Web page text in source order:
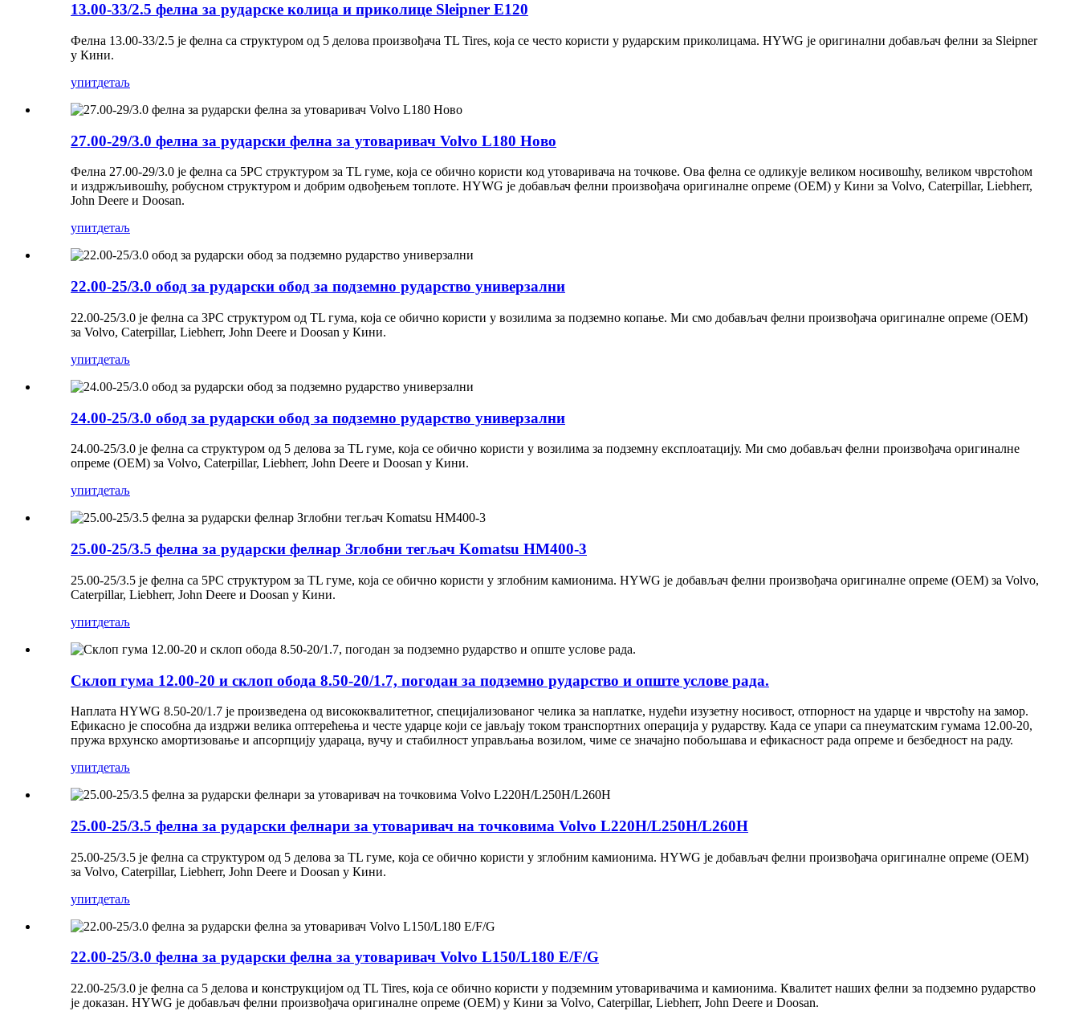
13.00-33/2.5 фелна за рударске колица и приколице Sleipner E120
Фелна 13.00-33/2.5 је фелна са структуром од 5 делова произвођача TL Tires, која се често користи у рударским приколицама. HYWG је оригинални добављач фелни за Sleipner
у Кини.
упитдетаљ
27.00-29/3.0 фелна за рударски фелна за утоваривач Volvo L180 Ново
Фелна 27.00-29/3.0 је фелна са 5PC структуром за TL гуме, која се обично користи код утоваривача на точкове. Ова фелна се одликује великом носивошћу, великом чврстоћом
и издржљивошћу, робусном структуром и добрим одвођењем топлоте. HYWG је добављач фелни произвођача оригиналне опреме (OEM) у Кини за Volvo, Caterpillar, Liebherr,
John Deere и Doosan.
упитдетаљ
22.00-25/3.0 обод за рударски обод за подземно рударство универзални
22.00-25/3.0 је фелна са 3PC структуром од TL гума, која се обично користи у возилима за подземно копање. Ми смо добављач фелни произвођача оригиналне опреме (OEM)
за Volvo, Caterpillar, Liebherr, John Deere и Doosan у Кини.
упитдетаљ
24.00-25/3.0 обод за рударски обод за подземно рударство универзални
24.00-25/3.0 је фелна са структуром од 5 делова за TL гуме, која се обично користи у возилима за подземну експлоатацију. Ми смо добављач фелни произвођача оригиналне
опреме (OEM) за Volvo, Caterpillar, Liebherr, John Deere и Doosan у Кини.
упитдетаљ
25.00-25/3.5 фелна за рударски фелнар Зглобни тегљач Komatsu HM400-3
25.00-25/3.5 је фелна са 5PC структуром за TL гуме, која се обично користи у зглобним камионима. HYWG је добављач фелни произвођача оригиналне опреме (OEM) за Volvo,
Caterpillar, Liebherr, John Deere и Doosan у Кини.
упитдетаљ
Склоп гума 12.00-20 и склоп обода 8.50-20/1.7, погодан за подземно рударство и опште услове рада.
Наплата HYWG 8.50-20/1.7 је произведена од висококвалитетног, специјализованог челика за наплатке, нудећи изузетну носивост, отпорност на ударце и чврстоћу на замор.
Ефикасно је способна да издржи велика оптерећења и честе ударце који се јављају током транспортних операција у рударству. Када се упари са пнеуматским гумама 12.00-20,
пружа врхунско амортизовање и апсорпцију удараца, вучу и стабилност управљања возилом, чиме се значајно побољшава и ефикасност рада опреме и безбедност на раду.
упитдетаљ
25.00-25/3.5 фелна за рударски фелнари за утоваривач на точковима Volvo L220H/L250H/L260H
25.00-25/3.5 је фелна са структуром од 5 делова за TL гуме, која се обично користи у зглобним камионима. HYWG је добављач фелни произвођача оригиналне опреме (OEM)
за Volvo, Caterpillar, Liebherr, John Deere и Doosan у Кини.
упитдетаљ
22.00-25/3.0 фелна за рударски фелна за утоваривач Volvo L150/L180 E/F/G
22.00-25/3.0 је фелна са 5 делова и конструкцијом од TL Tires, која се обично користи у подземним утоваривачима и камионима. Квалитет наших фелни за подземно рударство
је доказан. HYWG је добављач фелни произвођача оригиналне опреме (OEM) у Кини за Volvo, Caterpillar, Liebherr, John Deere и Doosan.